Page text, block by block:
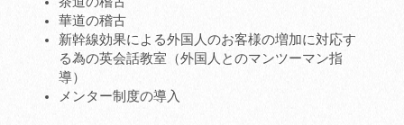
華道の稽古
新幹線効果による外国人のお客様の増加に対応す
る為の英会話教室（外国人とのマンツーマン指
導）
メンター制度の導入